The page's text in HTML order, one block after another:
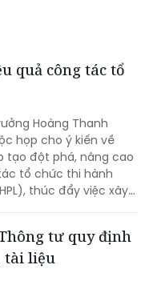
quả công tác tổ
Hoàng Thanh
họp cho ý kiến về
tạo đột phá, nâng cao
tổ chức thi hành
thúc đẩy việc xây
tư quy định
tài liệu